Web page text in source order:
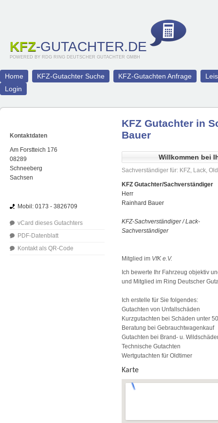
KFZ-GUTACHTER.DE
POWERED BY RDG RING DEUTSCHER GUTACHTER GMBH
Home KFZ-Gutachter Suche KFZ-Gutachten Anfrage
Login
Kontaktdaten
Am Forstteich 176
08289
Schneeberg
Sachsen
Mobil: 0173 - 3826709
vCard dieses Gutachters
PDF-Datenblatt
Kontakt als QR-Code
KFZ Gutachter in
Bauer
Willkommen bei
Sachverständiger für: KFZ, Lack,
KFZ Gutachter/Sachverständiger
Herr
Rainhard Bauer
KFZ-Sachverständiger / Lack-
Sachverständiger
Mitglied im VfK e.V.
Ich bewerte Ihr Fahrzeug objektiv
und Mitglied im Ring Deutscher
Ich erstelle für Sie folgendes:
Gutachten von Unfallschäden
Kurzgutachten bei Schäden unter
Beratung bei Gebrauchtwagenkauf
Gutachten bei Brand- u.
Technische Gutachten
Wertgutachten für Oldtimer
Karte